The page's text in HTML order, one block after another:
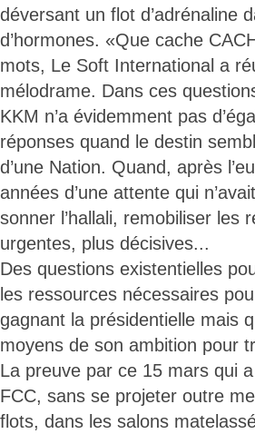
déversant un flot d’adrénaline
d’hormones. «Que cache
mots, Le Soft International a
mélodrame. Dans ces
KKM n’a évidemment pas
réponses quand le destin
d’une Nation. Quand, après
années d’une attente qui
sonner l’hallali, remobiliser les
urgentes, plus décisives...
Des questions existentielles
les ressources nécessaires
gagnant la présidentielle mais
moyens de son ambition pour
La preuve par ce 15 mars qui
FCC, sans se projeter outre
flots, dans les salons